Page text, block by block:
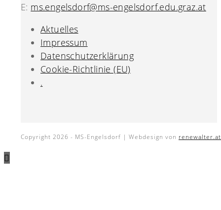
E: ms.engelsdorf@ms-engelsdorf.edu.graz.at
Aktuelles
Impressum
Datenschutzerklärung
Cookie-Richtlinie (EU)
.
Copyright 2026 - MS-Engelsdorf | Webdesign von renewalter.at